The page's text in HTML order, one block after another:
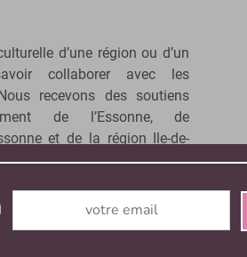
d’une région ou d’un
collaborer avec les
recevons des soutiens
de l’Essonne, de
et de la région Ile-de-
pour maintenir la
du personnel de La
Abonnez-vous à notre